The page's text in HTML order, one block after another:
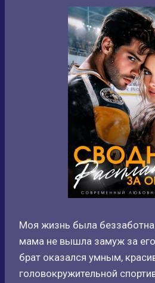
Моя жизнь была
мама не вышла замуж за
брат оказался умным,
головокружительной